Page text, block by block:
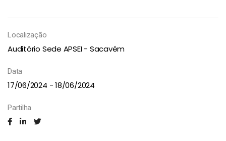
Localização
Auditório Sede APSEI - Sacavém
Data
17/06/2024 - 18/06/2024
Partilha